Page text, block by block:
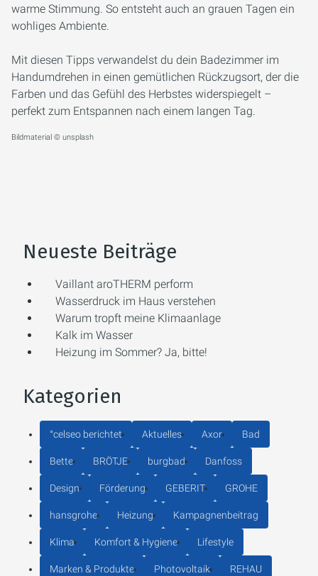
warme Stimmung. So entsteht auch an grauen Tagen ein
wohliges Ambiente.
Mit diesen Tipps verwandelst du dein Badezimmer im
Handumdrehen in einen gemütlichen Rückzugsort, der die
Farben und das Gefühl des Herbstes widerspiegelt –
perfekt zum Entspannen nach einem langen Tag.
Bildmaterial © unsplash
Neueste Beiträge
Vaillant aroTHERM perform
Wasserdruck im Haus verstehen
Warum tropft meine Klimaanlage
Kalk im Wasser
Heizung im Sommer? Ja, bitte!
Kategorien
°celseo berichtet Aktuelles Axor Bad
Bette BRÖTJE burgbad Danfoss
Design Förderung GEBERIT GROHE
hansgrohe Heizung Kampagnenbeitrag
Klima Komfort & Hygiene Lifestyle
Marken & Produkte Photovoltaik REHAU